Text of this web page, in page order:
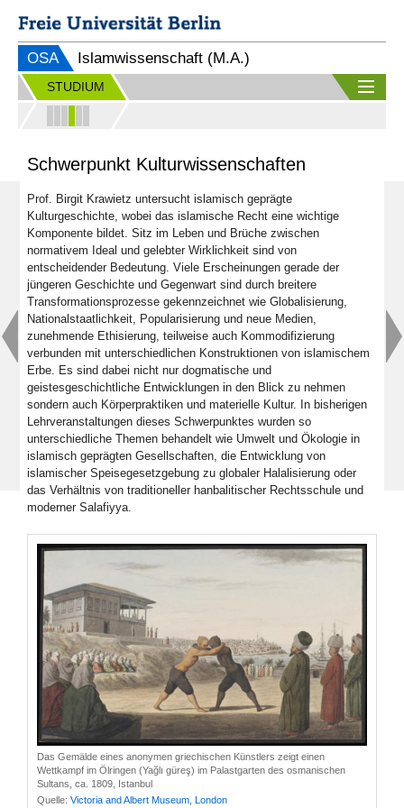
OSA Islamwissenschaft (M.A.)
STUDIUM
Schwerpunkt Kulturwissenschaften
Prof. Birgit Krawietz untersucht islamisch geprägte
Kulturgeschichte, wobei das islamische Recht eine wichtige
Komponente bildet. Sitz im Leben und Brüche zwischen
normativem Ideal und gelebter Wirklichkeit sind von
entscheidender Bedeutung. Viele Erscheinungen gerade der
jüngeren Geschichte und Gegenwart sind durch breitere
Transformationsprozesse gekennzeichnet wie Globalisierung,
Nationalstaatlichkeit, Popularisierung und neue Medien,
zunehmende Ethisierung, teilweise auch Kommodifizierung
verbunden mit unterschiedlichen Konstruktionen von islamischem
Erbe. Es sind dabei nicht nur dogmatische und
geistesgeschichtliche Entwicklungen in den Blick zu nehmen
sondern auch Körperpraktiken und materielle Kultur. In bisherigen
Lehrveranstaltungen dieses Schwerpunktes wurden so
unterschiedliche Themen behandelt wie Umwelt und Ökologie in
islamisch geprägten Gesellschaften, die Entwicklung von
islamischer Speisegesetzgebung zu globaler Halalisierung oder
das Verhältnis von traditioneller hanbalitischer Rechtsschule und
moderner Salafiyya.
Das Gemälde eines anonymen griechischen Künstlers zeigt einen
Wettkampf im Ölringen (Yağlı güreş) im Palastgarten des osmanischen
Sultans, ca. 1809, Istanbul
Quelle: Victoria and Albert Museum, London